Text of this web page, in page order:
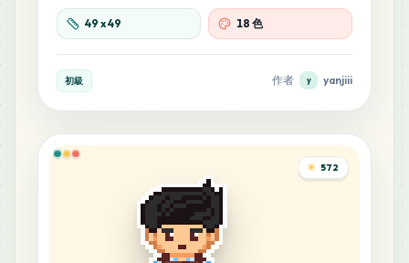
49 x49 18 色
初級 作者 y yanjiii
572